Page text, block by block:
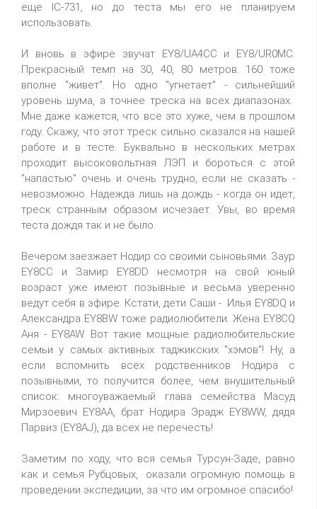
еще IC-731, но до теста мы его не планируем
использовать.
И вновь в эфире звучат EY8/UA4CC и EY8/UR0MC.
Прекрасный темп на 30, 40, 80 метров. 160 тоже
вполне "живет". Но одно "угнетает" - сильнейший
уровень шума, а точнее треска на всех диапазонах.
Мне даже кажется, что все это хуже, чем в прошлом
году. Скажу, что этот треск сильно сказался на нашей
работе и в тесте. Буквально в нескольких метрах
проходит высоковольтная ЛЭП и бороться с этой
"напастью" очень и очень трудно, если не сказать -
невозможно. Надежда лишь на дождь - когда он идет,
треск странным образом исчезает. Увы, во время
теста дождя так и не было.
Вечером заезжает Нодир со своими сыновьями. Заур
EY8CC и Замир EY8DD несмотря на свой юный
возраст уже имеют позывные и весьма уверенно
ведут себя в эфире. Кстати, дети Саши - Илья EY8DQ и
Александра EY8BW тоже радиолюбители. Жена EY8CQ
Аня - EY8AW. Вот такие мощные радиолюбительские
семьи у самых активных таджикских "хэмов"! Ну, а
если вспомнить всех родственников Нодира с
позывными, то получится более, чем внушительный
список: многоуважаемый глава семейства Масуд
Мирзоевич EY8AA, брат Нодира Эрадж EY8WW, дядя
Парвиз (EY8AJ), да всех не перечесть!
Заметим по ходу, что вся семья Турсун-Заде, равно
как и семья Рубцовых, оказали огромную помощь в
проведении экспедиции, за что им огромное спасибо!